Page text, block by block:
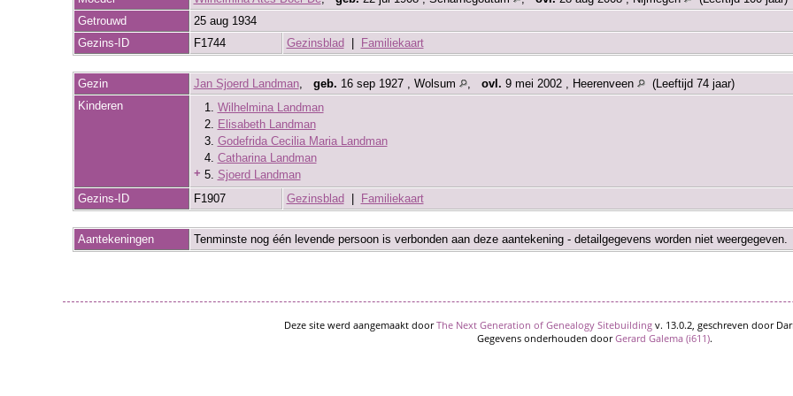
Getrouwd
25 aug 1934
Gezins-ID
F1744 Gezinsblad Familiekaart
Gezin Jan Sjoerd Landman, geb. 16 sep 1927 , Wolsum , ovl. 9 mei 2002 , Heerenveen
(Leeftijd 74 jaar)
Kinderen
1. Wilhelmina Landman
2. Elisabeth Landman
3. Godefrida Cecilia Maria Landman
4. Catharina Landman
+ 5. Sjoerd Landman
Gezins-ID
F1907 Gezinsblad Familiekaart
Aantekeningen Tenminste nog één levende persoon is verbonden aan deze aantekening - detailgegevens worden niet weergegeven.
Deze site werd aangemaakt doorThe Next Generation of Genealogy Sitebuildingv. 13.0.2, geschreven door
Gegevens onderhouden doorGerard Galema (i611).